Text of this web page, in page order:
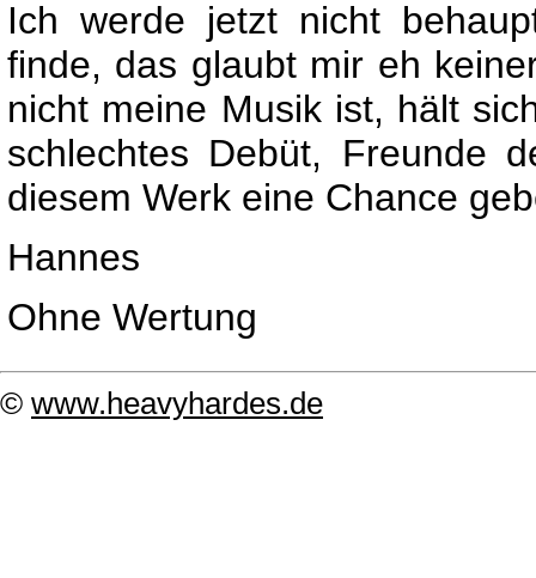
Ich werde jetzt nicht
finde, das glaubt mir eh
nicht meine Musik ist, hält
schlechtes Debüt, Freunde
diesem Werk eine Chance
Hannes
Ohne Wertung
© www.heavyhardes.de